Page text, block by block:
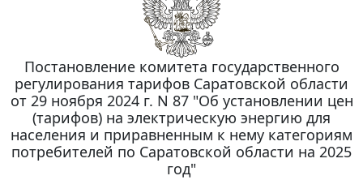
Постановление комитета государственного
регулирования тарифов Саратовской области
от 29 ноября 2024 г. N 87 "Об установлении цен
(тарифов) на электрическую энергию для
населения и приравненным к нему категориям
потребителей по Саратовской области на 2025
год"